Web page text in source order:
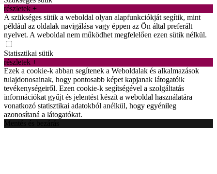
részletek +
A szükséges sütik a weboldal olyan alapfunkciókját segítik, mint
például az oldalak navigálása vagy éppen az Ön által preferált
nyelvet. A weboldal nem működhet megfelelően ezen sütik nélkül.
Statisztikai sütik
részletek +
Ezek a cookie-k abban segítenek a Weboldalak és alkalmazások
tulajdonosainak, hogy pontosabb képet kapjanak látogatóik
tevékenységeiről. Ezen cookie-k segítségével a szolgáltatás
információkat gyűjt és jelentést készít a weboldal használatára
vonatkozó statisztikai adatokból anélkül, hogy egyénileg
azonosítaná a látogatókat.
Mentés és bezárás